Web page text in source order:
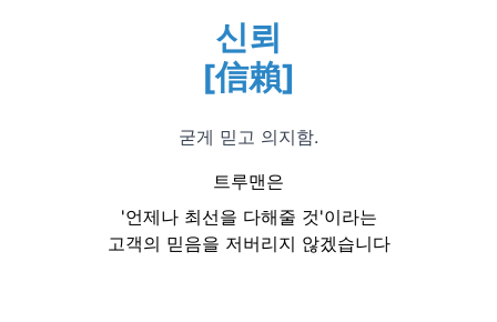
신뢰
[信賴]
굳게 믿고 의지함.
트루맨은
'언제나 최선을 다해줄 것'이라는
고객의 믿음을 저버리지 않겠습니다